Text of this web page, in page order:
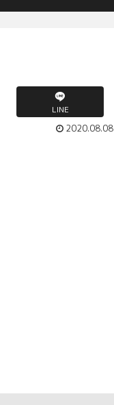
LINE
2020.08.08